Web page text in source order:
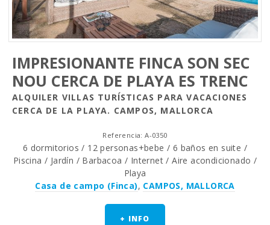
IMPRESIONANTE FINCA SON SEC
NOU CERCA DE PLAYA ES TRENC
ALQUILER VILLAS TURÍSTICAS PARA VACACIONES
CERCA DE LA PLAYA. CAMPOS, MALLORCA
Referencia: A-0350
6 dormitorios / 12 personas+bebe / 6 baños en suite /
Piscina / Jardín / Barbacoa / Internet / Aire acondicionado /
Playa
Casa de campo (Finca), CAMPOS, MALLORCA
+ INFO